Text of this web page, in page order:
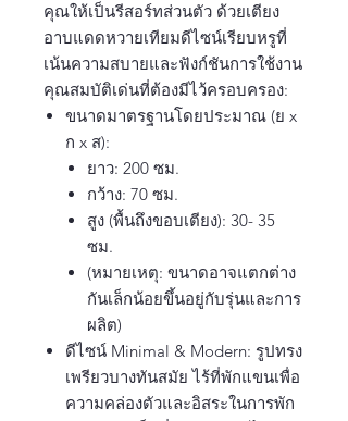
คุณให้เป็นรีสอร์ทส่วนตัว ด้วยเตียง
อาบแดดหวายเทียมดีไซน์เรียบหรูที่
เน้นความสบายและฟังก์ชันการใช้งาน
คุณสมบัติเด่นที่ต้องมีไว้ครอบครอง:
ขนาดมาตรฐานโดยประมาณ (ย x
ก x ส):
ยาว: 200 ซม.
กว้าง: 70 ซม.
สูง (พื้นถึงขอบเตียง): 30- 35
ซม.
(หมายเหตุ: ขนาดอาจแตกต่าง
กันเล็กน้อยขึ้นอยู่กับรุ่นและการ
ผลิต)
ดีไซน์ Minimal & Modern: รูปทรง
เพรียวบางทันสมัย ไร้ที่พักแขนเพื่อ
ความคล่องตัวและอิสระในการพัก